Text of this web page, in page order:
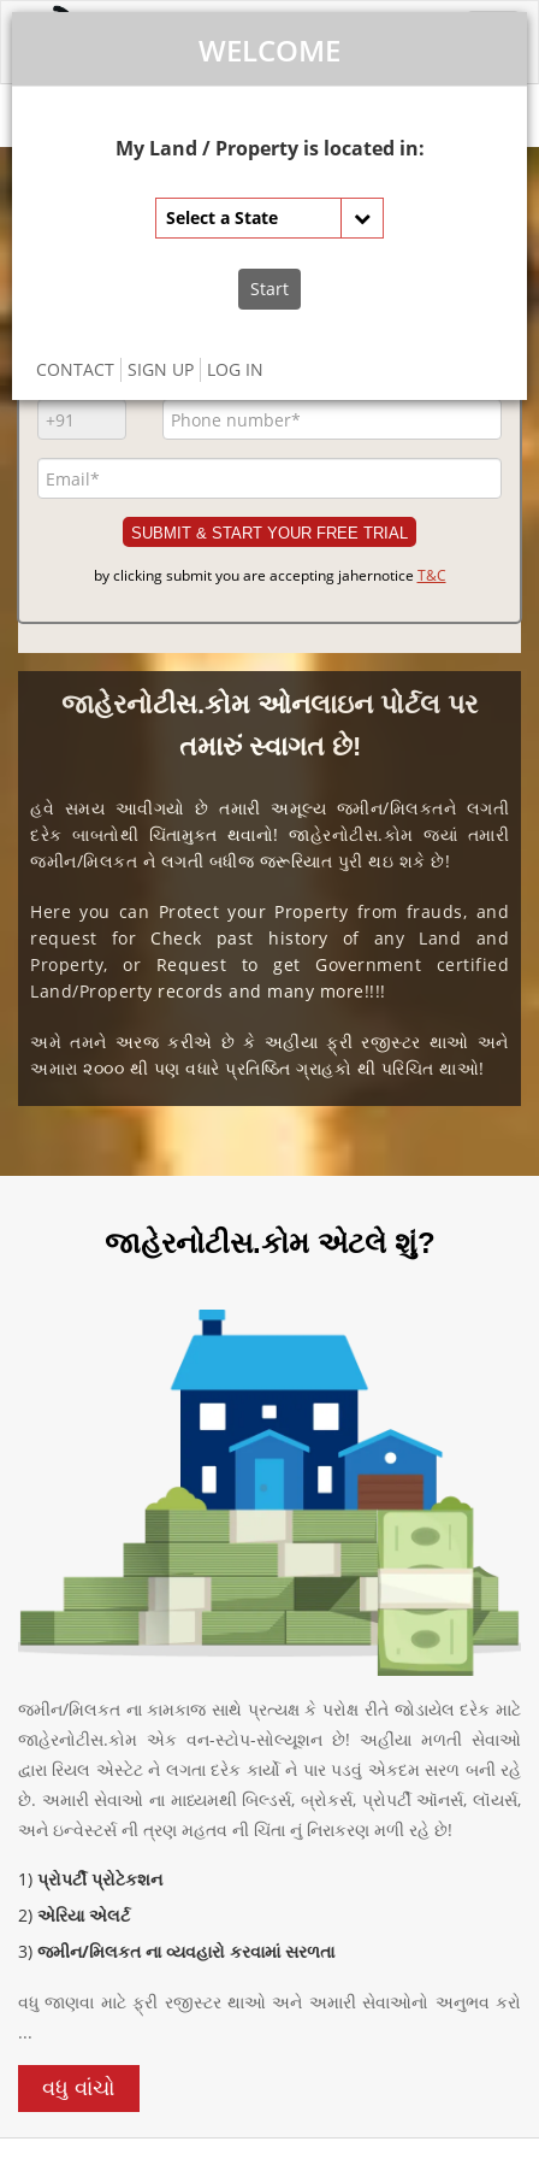
WELCOME
My Land / Property is located in:
Select a State
Start
CONTACT SIGN UP LOG IN
BECOME A MEMBER
by clicking submit you are accepting jahernotice T&C
જાહેરનોટીસ.કોમ ઓનલાઇન પોર્ટલ પર
તમારું સ્વાગત છે!
હવે સમય આવીગયો છે તમારી અમૂલ્ય જમીન/મિલકતને લગતી
દરેક બાબતોથી ચિંતામુક્ત થવાનો! જાહેરનોટીસ.કોમ જ્યાં તમારી
જમીન/મિલકત ને લગતી બધીજ જરૂરિયાત પુરી થઇ શકે છે!
Here you can Protect your Property from frauds, and
request for Check past history of any Land and
Property, or Request to get Government certified
Land/Property records and many more!!!!
અમે તમને અરજ કરીએ છે કે અહીંયા ફ્રી રજીસ્ટર થાઓ અને
અમારા ૨૦૦૦ થી પણ વધારે પ્રતિષ્ઠિત ગ્રાહકો થી પરિચિત થાઓ!
જાહેરનોટીસ.કોમ એટલે શું?
જમીન/મિલકત ના કામકાજ સાથે પ્રત્યક્ષ કે પરોક્ષ રીતે જોડાયેલ દરેક માટે
જાહેરનોટીસ.કોમ એક વન-સ્ટોપ-સોલ્યૂશન છે! અહીંયા મળતી સેવાઓ
દ્વારા રિયલ એસ્ટેટ ને લગતા દરેક કાર્યો ને પાર પડવું એકદમ સરળ બની રહે
છે. અમારી સેવાઓ ના માધ્યમથી બિલ્ડર્સ, બ્રોકર્સ, પ્રોપર્ટી ઑનર્સ, લૉયર્સ,
અને ઇન્વેસ્ટર્સ ની ત્રણ મહતવ ની ચિંતા નું નિરાકરણ મળી રહે છે!
1) પ્રોપર્ટી પ્રોટેકશન
2) એરિયા એલર્ટ
3) જમીન/મિલકત ના વ્યવહારો કરવામાં સરળતા
વધુ જાણવા માટે ફ્રી રજીસ્ટર થાઓ અને અમારી સેવાઓનો અનુભવ કરો
...
વધુ વાંચો